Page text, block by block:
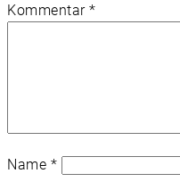
Kommentar *
Name *